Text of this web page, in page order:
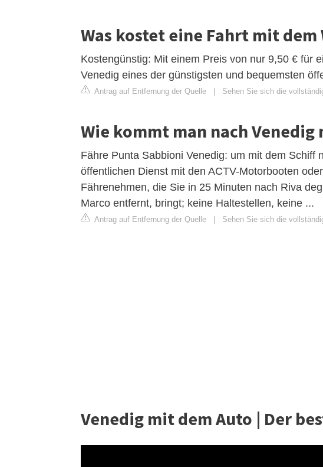
Was kostet eine Fahrt mit dem
Kostengünstig: Mit einem Preis von nur 9,50 € für
Venedig eines der günstigsten und bequemsten
Antrag auf Entfernung der Quelle Sehen Sie sich die
Wie kommt man nach Venedig
Fähre Punta Sabbioni Venedig: um mit dem Schiff
öffentlichen Dienst mit den ACTV-Motorbooten
Fährenehmen, die Sie in 25 Minuten nach Riva
Marco entfernt, bringt; keine Haltestellen, keine ...
Antrag auf Entfernung der Quelle Sehen Sie sich die
Venedig mit dem Auto | Der